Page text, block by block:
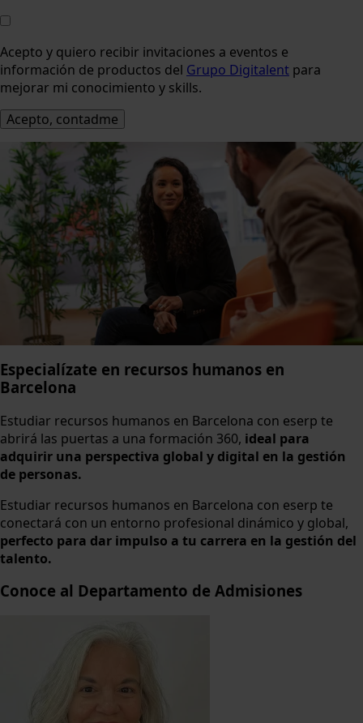
Acepto y quiero recibir invitaciones a eventos e
información de productos del Grupo Digitalent para
mejorar mi conocimiento y skills.
Especialízate en recursos humanos en
Barcelona
Estudiar recursos humanos en Barcelona con eserp te
abrirá las puertas a una formación 360, ideal para
adquirir una perspectiva global y digital en la gestión
de personas.
Estudiar recursos humanos en Barcelona con eserp te
conectará con un entorno profesional dinámico y global,
perfecto para dar impulso a tu carrera en la gestión del
talento.
Conoce al Departamento de Admisiones